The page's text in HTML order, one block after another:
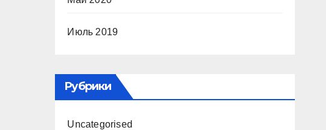
Июль 2019
Рубрики
Uncategorised